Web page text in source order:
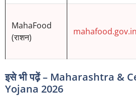
MahaFood
(राशन)
mahafood.gov.in
इसे भी पढ़ें – Maharashtra &
Yojana 2026